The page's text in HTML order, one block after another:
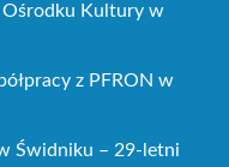
Ośrodku Kultury w
z PFRON w
Świdniku – 29-letni